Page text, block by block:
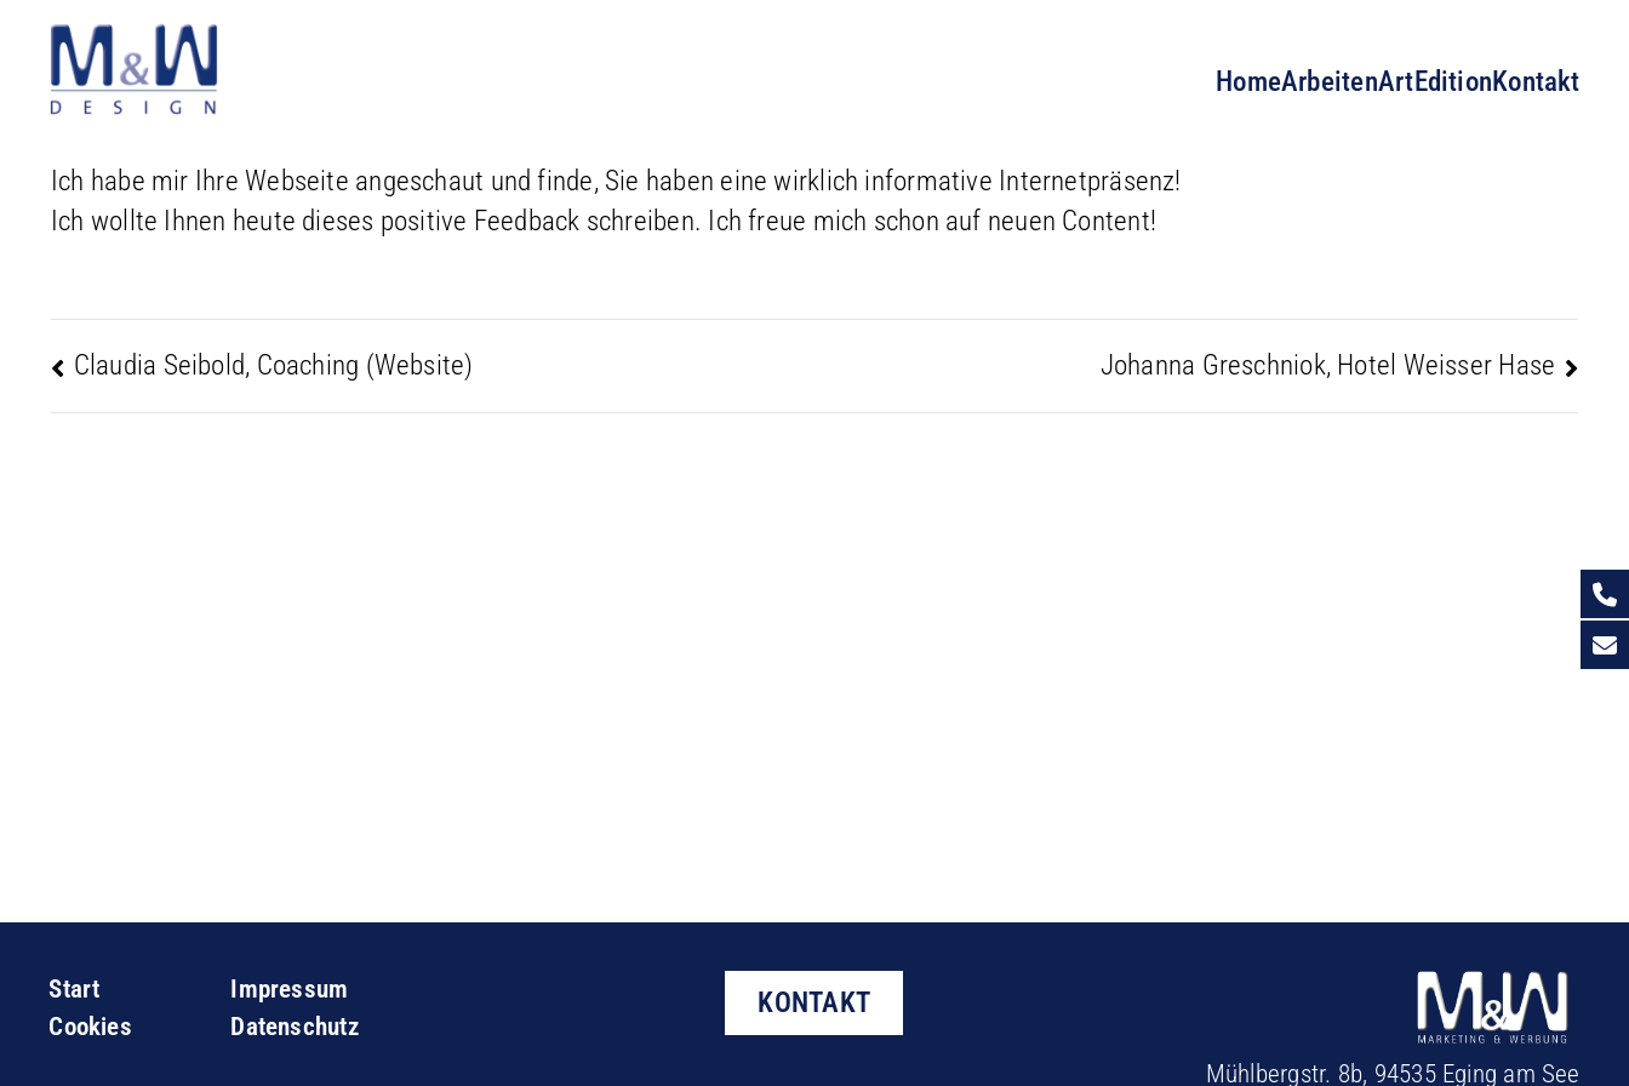
Inhalt
springen
HomeArbeitenArtEditionKontakt
Ich habe mir Ihre Webseite angeschaut und finde, Sie haben eine wirklich informative Internetpräsenz!
Ich wollte Ihnen heute dieses positive Feedback schreiben. Ich freue mich schon auf neuen Content!
Beitragsnavigation
Claudia Seibold, Coaching (Website) Johanna Greschniok, Hotel Weisser Hase
Start
Cookies
Impressum
Datenschutz
KONTAKT
Mühlbergstr. 8b, 94535 Eging am See